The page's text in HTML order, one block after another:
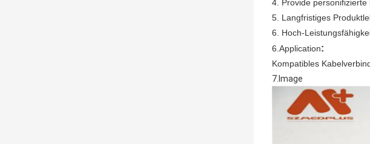
4. Provide
5. Langfristiges
6. Hoch-
6.Application:
Kompatibles
7.Image